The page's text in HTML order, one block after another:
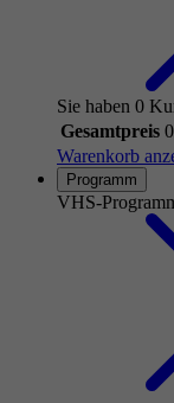
Sie haben 0
Gesamtpreis
Warenkorb
Programm
VHS-